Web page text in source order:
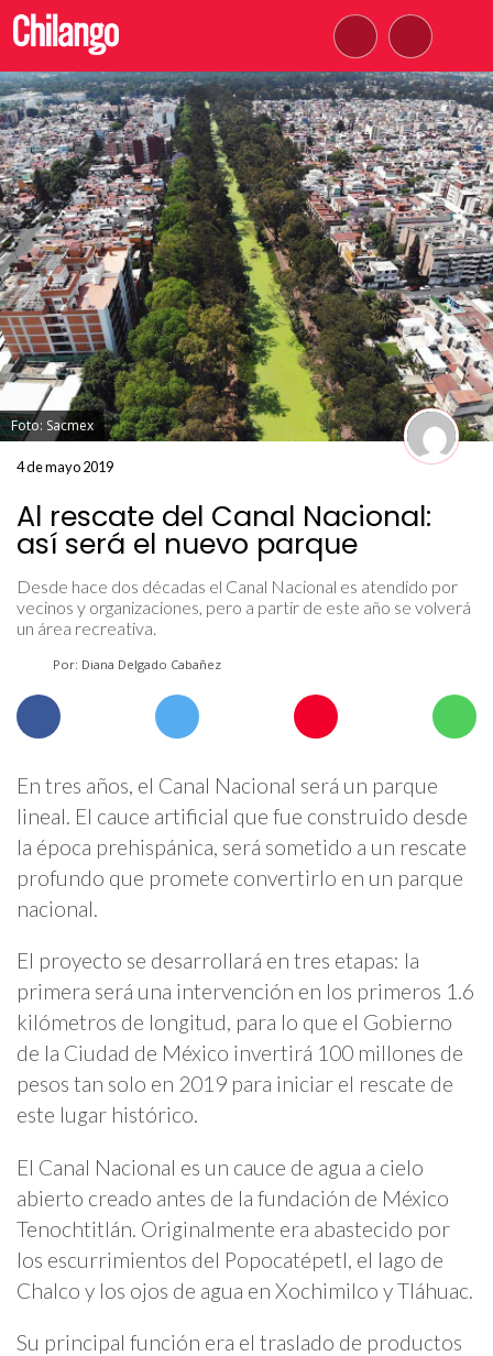
Foto: Sacmex
4 de mayo 2019
Al rescate del Canal Nacional:
así será el nuevo parque
Desde hace dos décadas el Canal Nacional es atendido por
vecinos y organizaciones, pero a partir de este año se volverá
un área recreativa.
Por: Diana Delgado Cabañez
En tres años, el Canal Nacional será un parque
lineal. El cauce artificial que fue construido desde
la época prehispánica, será sometido a un rescate
profundo que promete convertirlo en un parque
nacional.
El proyecto se desarrollará en tres etapas: la
primera será una intervención en los primeros 1.6
kilómetros de longitud, para lo que el Gobierno
de la Ciudad de México invertirá 100 millones de
pesos tan solo en 2019 para iniciar el rescate de
este lugar histórico.
El Canal Nacional es un cauce de agua a cielo
abierto creado antes de la fundación de México
Tenochtitlán. Originalmente era abastecido por
los escurrimientos del Popocatépetl, el lago de
Chalco y los ojos de agua en Xochimilco y Tláhuac.
Su principal función era el traslado de productos